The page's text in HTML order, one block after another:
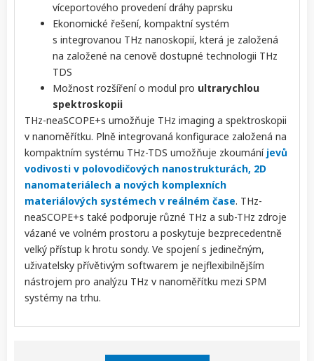
víceportového provedení dráhy paprsku
Ekonomické řešení, kompaktní systém
s integrovanou THz nanoskopií, která je založená
na založené na cenově dostupné technologii THz
TDS
Možnost rozšíření o modul pro ultrarychlou
spektroskopii
THz-neaSCOPE+s umožňuje THz imaging a spektroskopii
v nanoměřítku. Plně integrovaná konfigurace založená na
kompaktním systému THz-TDS umožňuje zkoumání jevů
vodivosti v polovodičových nanostrukturách, 2D
nanomateriálech a nových komplexních
materiálových systémech v reálném čase. THz-
neaSCOPE+s také podporuje různé THz a sub-THz zdroje
vázané ve volném prostoru a poskytuje bezprecedentně
velký přístup k hrotu sondy. Ve spojení s jedinečným,
uživatelsky přívětivým softwarem je nejflexibilnějším
nástrojem pro analýzu THz v nanoměřítku mezi SPM
systémy na trhu.